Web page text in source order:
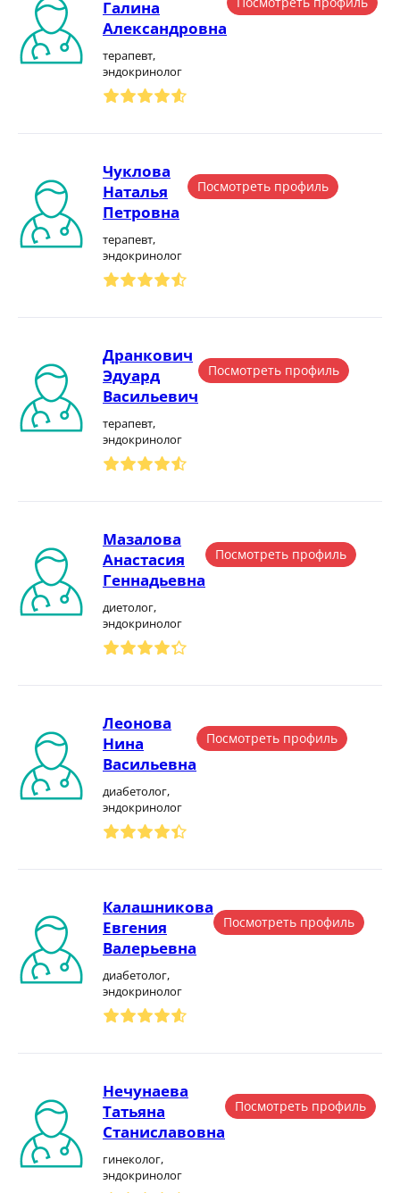
Галина
Александровна
терапевт,
эндокринолог
Чуклова
Наталья
Петровна
терапевт,
эндокринолог
Посмотреть профиль
Дранкович
Эдуард
Васильевич
терапевт,
эндокринолог
Посмотреть профиль
Мазалова
Анастасия
Геннадьевна
диетолог,
эндокринолог
Посмотреть профиль
Леонова
Нина
Васильевна
диабетолог,
эндокринолог
Посмотреть профиль
Калашникова
Евгения
Валерьевна
диабетолог,
эндокринолог
Посмотреть профиль
Нечунаева
Татьяна
Станиславовна
гинеколог,
эндокринолог
Посмотреть профиль